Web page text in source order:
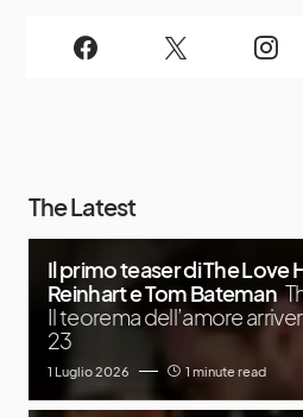
The Latest
Il primo teaser di The Love
Reinhart e Tom Bateman
Il teorema dell’amore
23
1 Luglio 2026 1 minute read